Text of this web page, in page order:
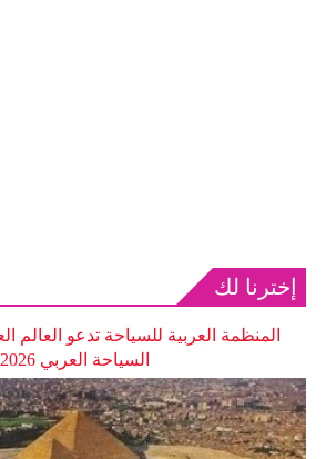
إخترنا لك
المنظمة العربية للسياحة تدعو العالم
السياحة العربي 2026